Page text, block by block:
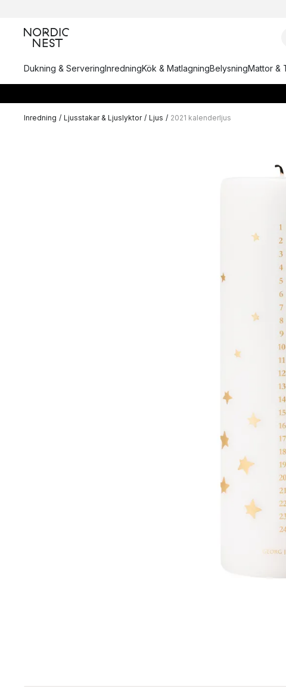
Dukning & ServeringInredningKök & MatlagningBelysningMattor &
Inredning / Ljusstakar & Ljuslyktor / Ljus / 2021 kalenderljus